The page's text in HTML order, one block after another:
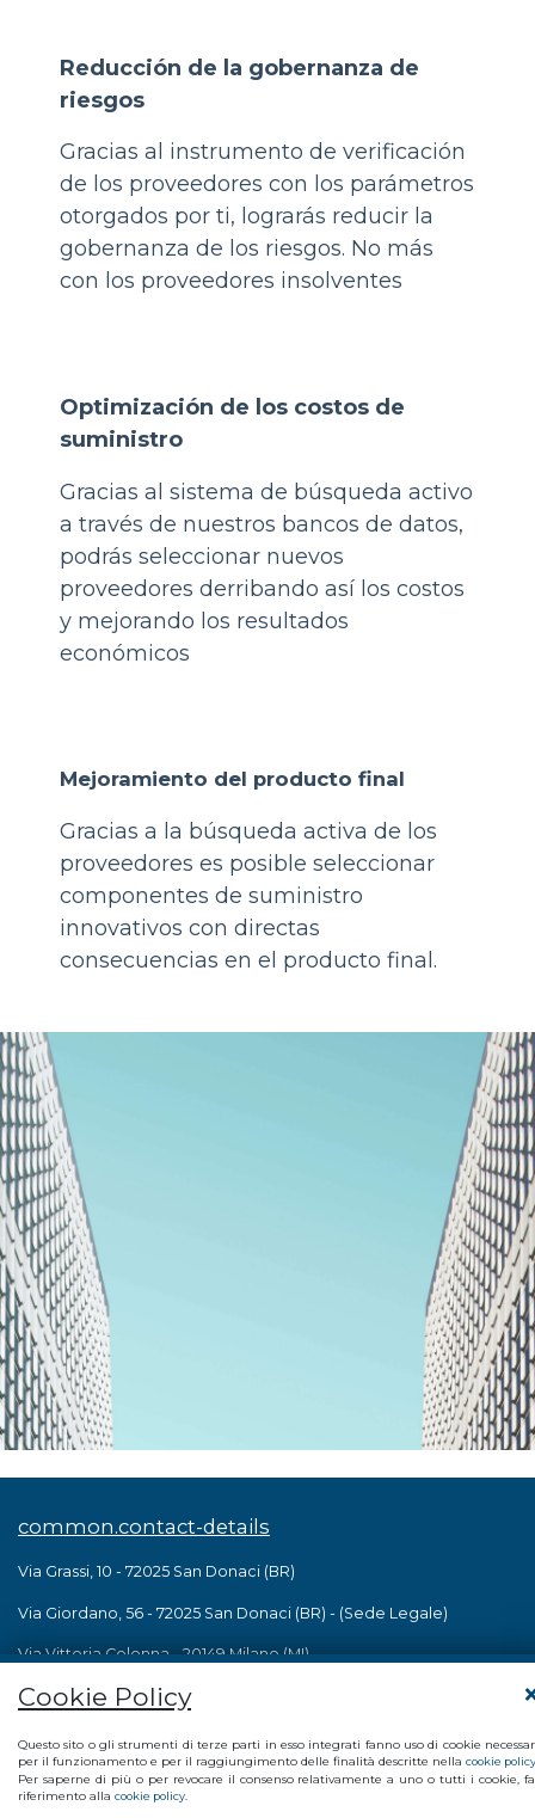
Reducción de la gobernanza de
riesgos
Gracias al instrumento de verificación
de los proveedores con los parámetros
otorgados por ti, lograrás reducir la
gobernanza de los riesgos. No más
con los proveedores insolventes
Optimización de los costos de
suministro
Gracias al sistema de búsqueda activo
a través de nuestros bancos de datos,
podrás seleccionar nuevos
proveedores derribando así los costos
y mejorando los resultados
económicos
Mejoramiento del producto final
Gracias a la búsqueda activa de los
proveedores es posible seleccionar
componentes de suministro
innovativos con directas
consecuencias en el producto final.
common.contact-details
Via Grassi, 10 - 72025 San Donaci (BR)
Via Giordano, 56 - 72025 San Donaci (BR) - (Sede Legale)
Via Vittoria Colonna - 20149 Milano (MI)
common.email:info@studioamica.it
common.phone: +39 0831 635 005
common.phone: +39 02 49592 346
Cookie Policy
Questo sito o gli strumenti di terze parti in esso integrati fanno uso di cookie
per il funzionamento e per il raggiungimento delle finalità descritte nella cookie policy
Per saperne di più o per revocare il consenso relativamente a uno o tutti i cookie,
riferimento alla cookie policy